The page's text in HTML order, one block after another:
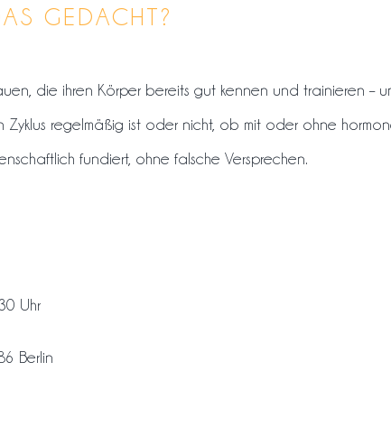
GEDACHT?
die ihren Körper bereits gut kennen und trainieren
regelmäßig ist oder nicht, ob mit oder ohne
fundiert, ohne falsche Versprechen.
Uhr
Berlin